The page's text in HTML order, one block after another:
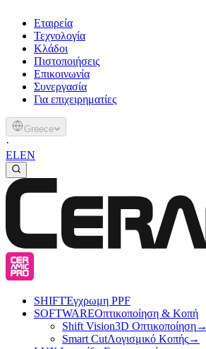
Εταιρεία
Τεχνολογία
Κλάδοι
Πιστοποιήσεις
Επικοινωνία
Συνεργασία
Για επιχειρηματίες
Greece
·
ELEN
SHIFTΈγχρωμη PPF
SOFTWAREΟπτικοποίηση & Κοπή
Shift Vision3D Οπτικοποίηση→
Smart CutΛογισμικό Κοπής→